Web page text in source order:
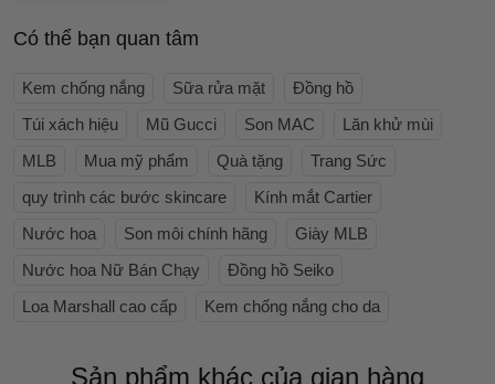
Có thể bạn quan tâm
Kem chống nắng Sữa rửa mặt
Đồng hồ
Túi xách hiệu
Mũ Gucci Son MAC
Lăn khử mùi
MLB
Mua mỹ phẩm Quà tặng
Trang Sức
quy trình các bước skincare
Kính mắt Cartier
Nước hoa
Son môi chính hãng
Giày MLB
Nước hoa Nữ Bán Chạy
Đồng hồ Seiko
Loa Marshall cao cấp
Kem chống nắng cho da
Sản phẩm khác của gian hàng